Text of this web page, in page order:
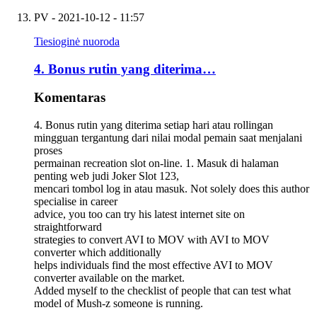
PV - 2021-10-12 - 11:57
Tiesioginė nuoroda
4. Bonus rutin yang diterima…
Komentaras
4. Bonus rutin yang diterima setiap hari atau rollingan
mingguan tergantung dari nilai modal pemain saat menjalani
proses
permainan recreation slot on-line. 1. Masuk di halaman
penting web judi Joker Slot 123,
mencari tombol log in atau masuk. Not solely does this author
specialise in career
advice, you too can try his latest internet site on
straightforward
strategies to convert AVI to MOV with AVI to MOV
converter which additionally
helps individuals find the most effective AVI to MOV
converter available on the market.
Added myself to the checklist of people that can test what
model of Mush-z someone is running.